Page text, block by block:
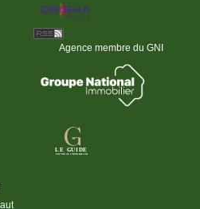
Agence membre du GNI